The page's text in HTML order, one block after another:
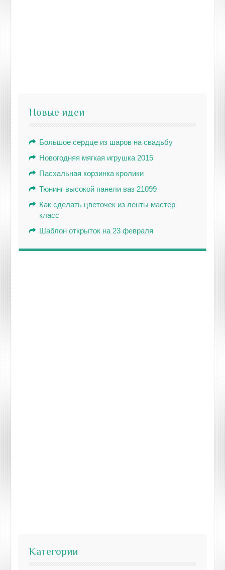
Новые идеи
Большое сердце из шаров на свадьбу
Новогодняя мягкая игрушка 2015
Пасхальная корзинка кролики
Тюнинг высокой панели ваз 21099
Как сделать цветочек из ленты мастер
класс
Шаблон открыток на 23 февраля
Категории